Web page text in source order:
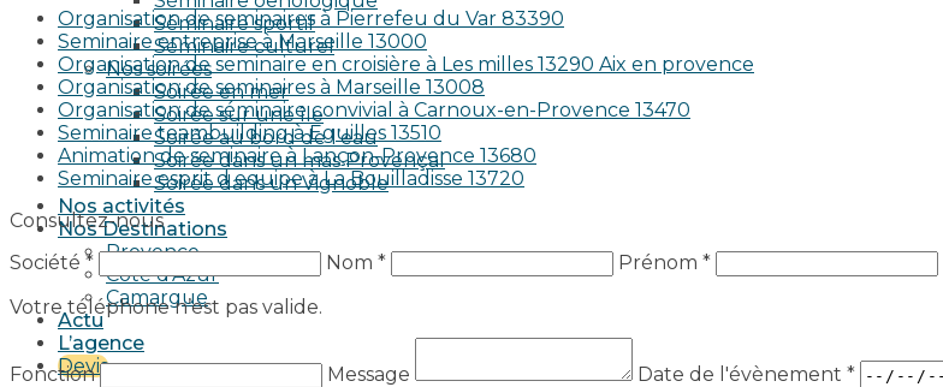
Séminaire sportif
Séminaire culturel
Nos soirées
Soirée en mer
Soirée sur une île
Soirée au bord de l’eau
Soirée dans un mas Provençal
Soirée dans un Vignoble
Nos activités
Nos Destinations
Provence
Côte d’Azur
Camargue
Actu
L’agence
Devis
Organisation de seminaires à Pierrefeu du Var 83390
Seminaire entreprise à Marseille 13000
Organisation de seminaire en croisière à Les milles 13290 Aix en provence​
Organisation de seminaires à Marseille 13008
Organisation de séminaire convivial à Carnoux-en-Provence 13470
Seminaire teambuilding à Eguilles 13510
Animation de seminaire à Lançon-Provence 13680
Seminaire esprit d equipe à La Bouilladisse 13720
Consultez-nous
Société *
Nom * Prénom *
Votre téléphone n’est pas valide.
Fonction Message Date de l'évènement *